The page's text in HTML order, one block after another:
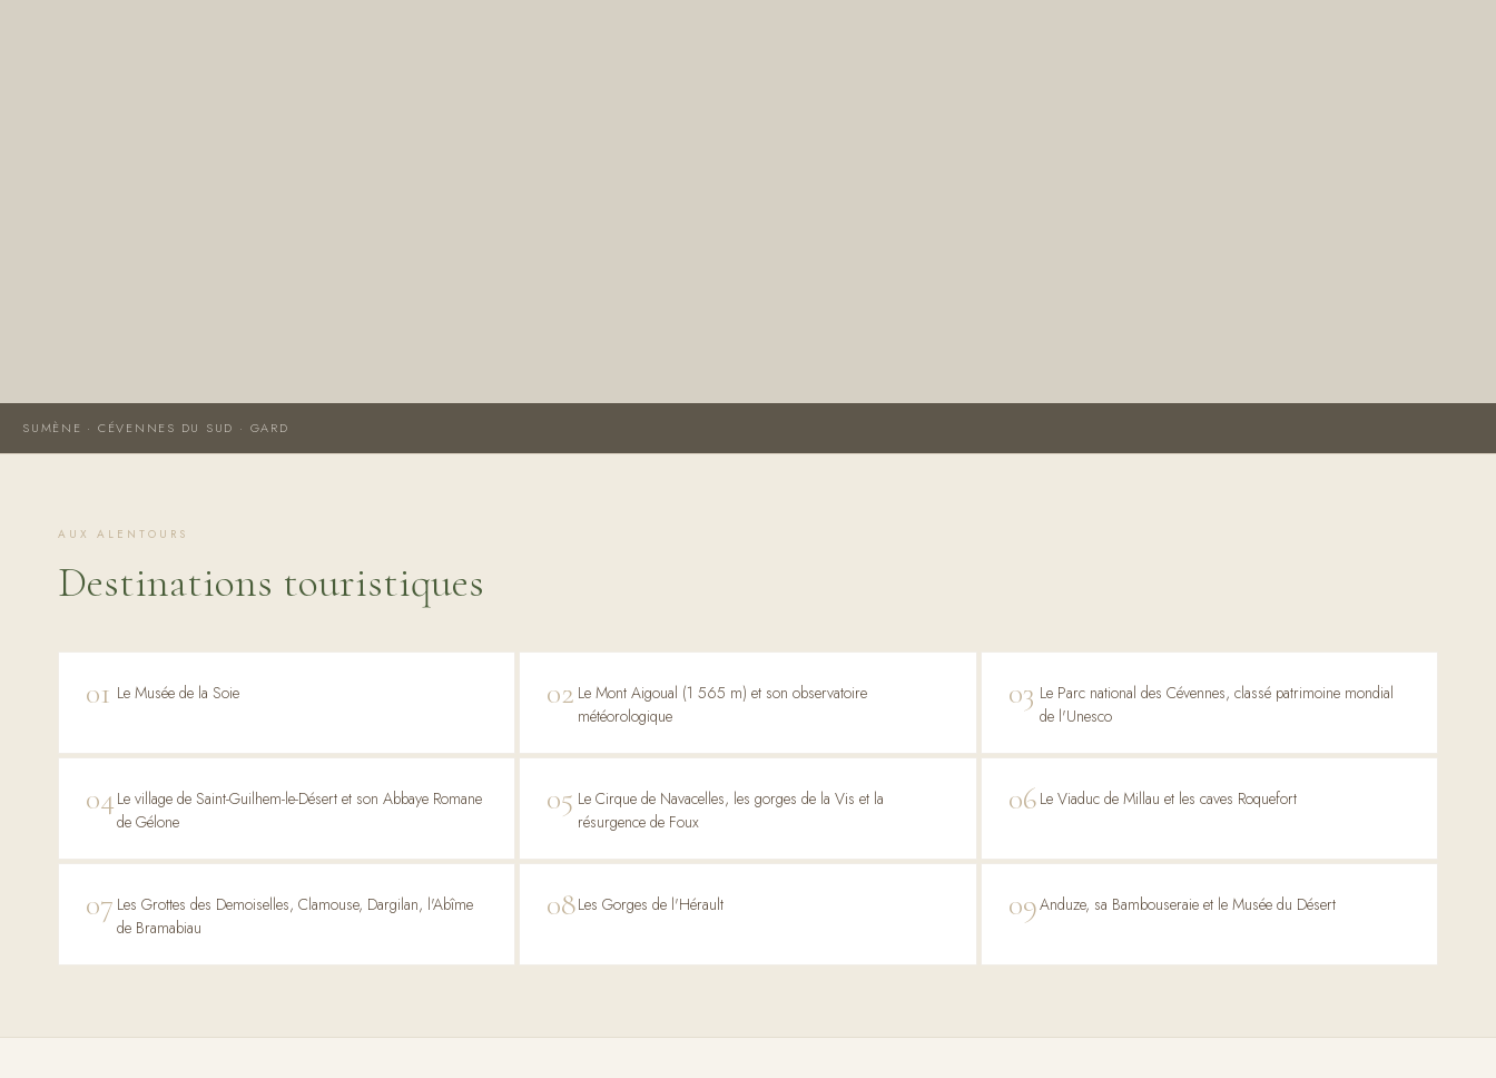
SUMÈNE · CÉVENNES DU SUD · GARD
AUX ALENTOURS
Destinations touristiques
01 Le Musée de la Soie 02 Le Mont Aigoual (1 565 m) et son observatoire
météorologique
03 Le Parc national des Cévennes, classé patrimoine mondial
de l'Unesco
04 Le village de Saint-Guilhem-le-Désert et son Abbaye Romane
de Gélone
05 Le Cirque de Navacelles, les gorges de la Vis et la
résurgence de Foux
06 Le Viaduc de Millau et les caves Roquefort
07 Les Grottes des Demoiselles, Clamouse, Dargilan, l'Abîme
de Bramabiau
08Les Gorges de l'Hérault 09Anduze, sa Bambouseraie et le Musée du Désert